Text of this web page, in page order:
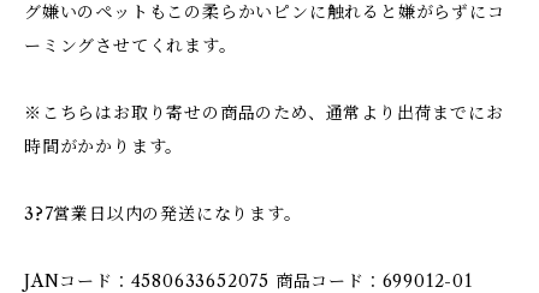
グ嫌いのペットもこの柔らかいピンに触れると嫌がらずにコ
ーミングさせてくれます。
※こちらはお取り寄せの商品のため、通常より出荷までにお
時間がかかります。
3?7営業日以内の発送になります。
JANコード：4580633652075 商品コード：699012-01